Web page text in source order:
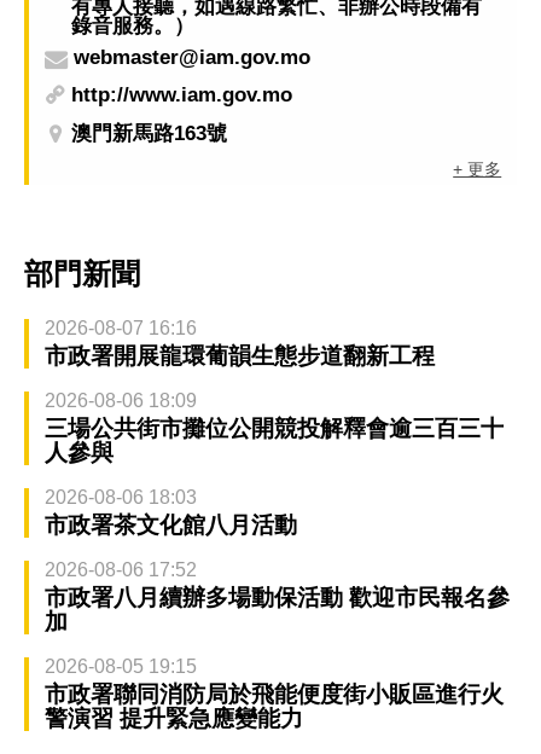
有專人接聽，如遇線路繁忙、非辦公時段備有
錄音服務。）
webmaster@iam.gov.mo
http://www.iam.gov.mo
澳門新馬路163號
+ 更多
部門新聞
2026-08-07 16:16
市政署開展龍環葡韻生態步道翻新工程
2026-08-06 18:09
三場公共街市攤位公開競投解釋會逾三百三十
人參與
2026-08-06 18:03
市政署茶文化館八月活動
2026-08-06 17:52
市政署八月續辦多場動保活動 歡迎市民報名參
加
2026-08-05 19:15
市政署聯同消防局於飛能便度街小販區進行火
警演習 提升緊急應變能力